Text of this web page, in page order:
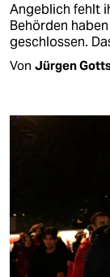
Angeblich fehlt
Behörden
geschlossen.
Von Jürgen